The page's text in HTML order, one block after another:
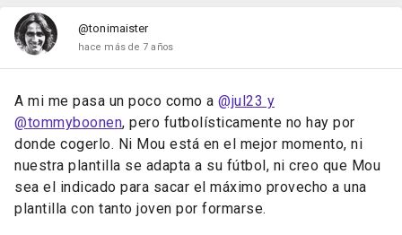
@tonimaister
hace más de 7 años
A mi me pasa un poco como a @jul23 y
@tommyboonen, pero futbolísticamente no hay por
donde cogerlo. Ni Mou está en el mejor momento, ni
nuestra plantilla se adapta a su fútbol, ni creo que Mou
sea el indicado para sacar el máximo provecho a una
plantilla con tanto joven por formarse.